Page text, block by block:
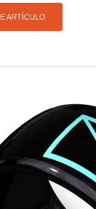
ARTÍCULO